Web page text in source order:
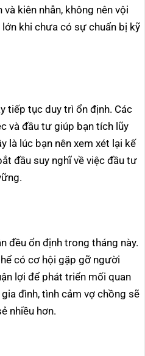
kiên nhẫn, không nên vội
khi chưa có sự chuẩn bị kỹ
tiếp tục duy trì ổn định. Các
và đầu tư giúp bạn tích lũy
là lúc bạn nên xem xét lại kế
đầu suy nghĩ về việc đầu tư
đều ổn định trong tháng này.
có cơ hội gặp gỡ người
lợi để phát triển mối quan
đình, tình cảm vợ chồng sẽ
nhiều hơn.